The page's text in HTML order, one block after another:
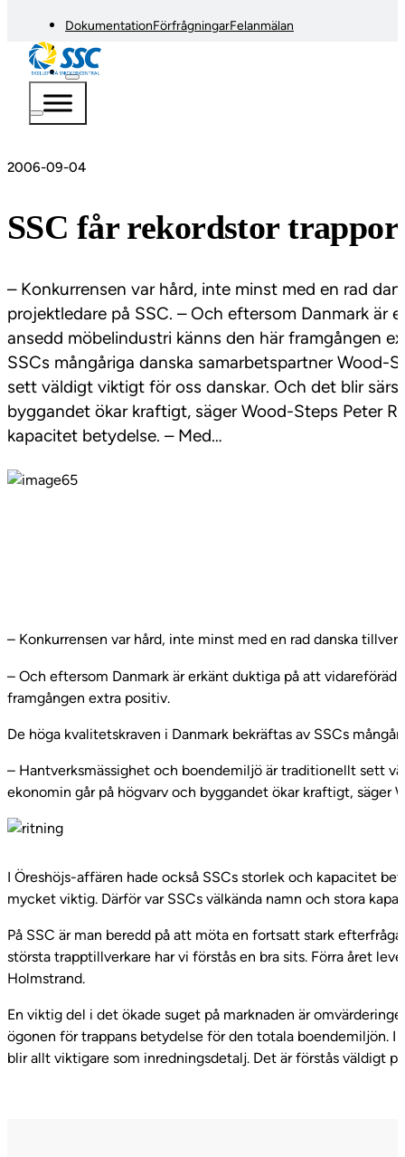
DokumentationFörfrågningarFelanmälan
2006-09-04
SSC får rekordstor
– Konkurrensen var hård, inte minst med en rad
projektledare på SSC. – Och eftersom Danmark
ansedd möbelindustri känns den här framgången
SSCs mångåriga danska samarbetspartner
sett väldigt viktigt för oss danskar. Och det blir
byggandet ökar kraftigt, säger Wood-Steps Peter
kapacitet betydelse. – Med…
– Konkurrensen var hård, inte minst med en rad danska
– Och eftersom Danmark är erkänt duktiga på att
framgången extra positiv.
De höga kvalitetskraven i Danmark bekräftas av SSCs
– Hantverksmässighet och boendemiljö är traditionellt sett
ekonomin går på högvarv och byggandet ökar kraftigt, säger
I Öreshöjs-affären hade också SSCs storlek och kapacitet
mycket viktig. Därför var SSCs välkända namn och stora
På SSC är man beredd på att möta en fortsatt stark
största trapptillverkare har vi förstås en bra sits. Förra året
Holmstrand.
En viktig del i det ökade suget på marknaden är
ögonen för trappans betydelse för den totala boendemiljön. I
blir allt viktigare som inredningsdetalj. Det är förstås väldigt